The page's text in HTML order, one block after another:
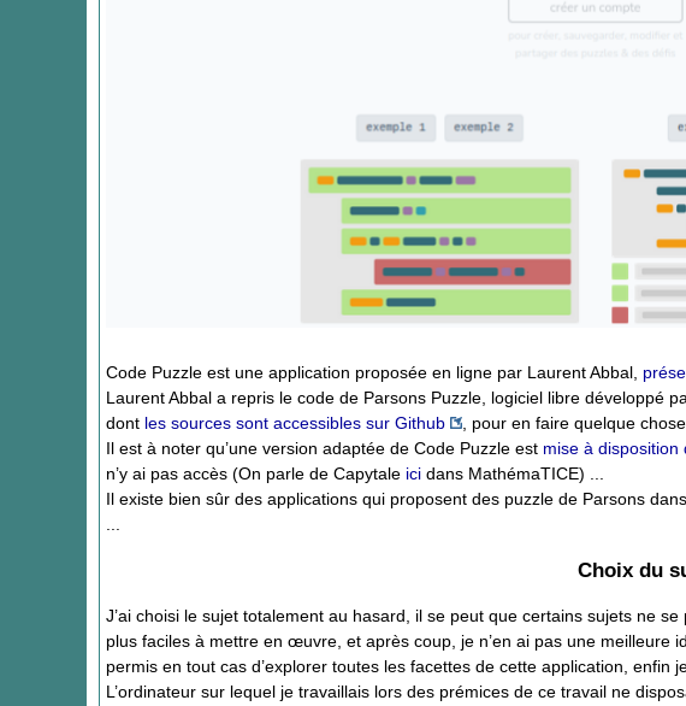
Code Puzzle est une application proposée en ligne par Laurent Abbal,
Laurent Abbal a repris le code de Parsons Puzzle, logiciel libre développé
dont les sources sont accessibles sur Github , pour en faire quelque
Il est à noter qu’une version adaptée de Code Puzzle est mise à disposition
n’y ai pas accès (On parle de Capytale ici dans MathémaTICE) ...
Il existe bien sûr des applications qui proposent des puzzle de Parsons
Choix du
J’ai choisi le sujet totalement au hasard, il se peut que certains sujets ne
plus faciles à mettre en œuvre, et après coup, je n’en ai pas une meilleure
permis en tout cas d’explorer toutes les facettes de cette application, enfin
L’ordinateur sur lequel je travaillais lors des prémices de ce travail ne